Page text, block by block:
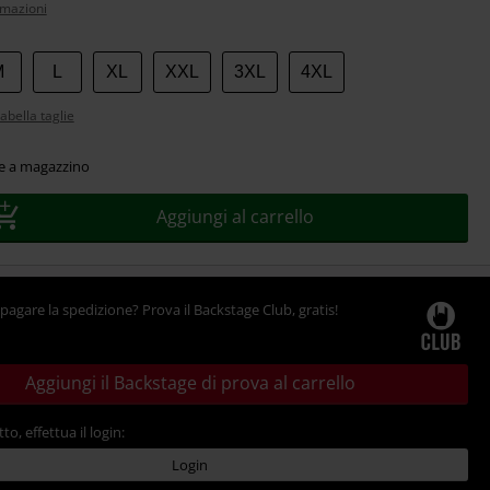
XL XXL 3XL 4XL
taglie
a magazzino
Aggiungi al carrello
la spedizione? Prova il Backstage Club, gratis!
Aggiungi il Backstage di prova al carrello
effettua il login:
Login